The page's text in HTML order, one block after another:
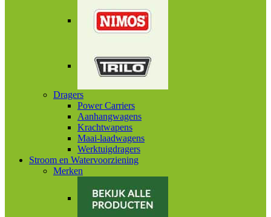
Dragers
Power Carriers
Aanhangwagens
Krachtwapens
Maai-laadwagens
Werktuigdragers
Stroom en Watervoorziening
Merken